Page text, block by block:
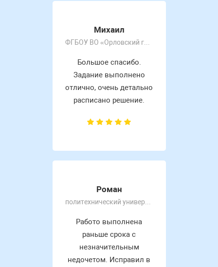
Михаил
ФГБОУ ВО «Орловский государственный университет имени И.С. Тургенева»
Большое спасибо.
Задание выполнено
отлично, очень детально
расписано решение.
Роман
Работо выполнена
раньше срока с
незначительным
недочетом. Исправил в